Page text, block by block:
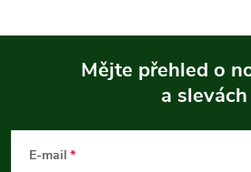
Mějte přehled o
a slevách
E-mail